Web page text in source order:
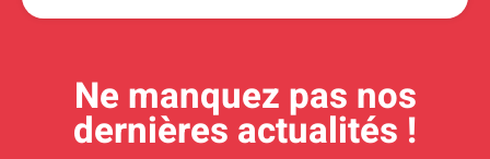
Ne manquez pas nos
dernières actualités !